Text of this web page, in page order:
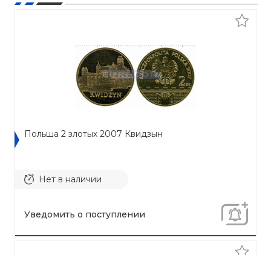
Польша 2 злотых 2007 Квидзын
Нет в наличии
Уведомить о поступлении